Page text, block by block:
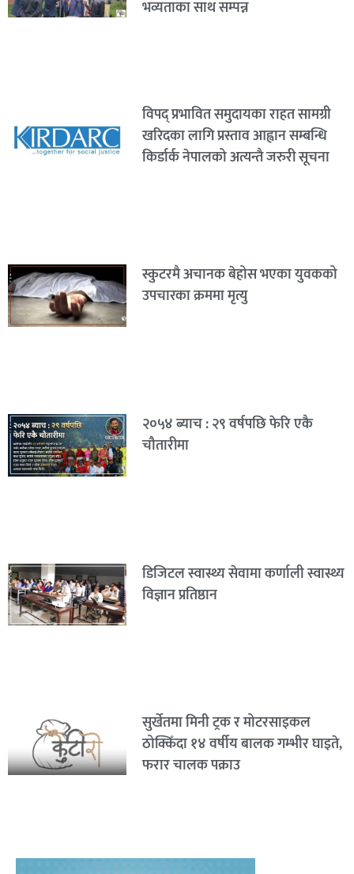
भव्यताका साथ सम्पन्न
विपद् प्रभावित समुदायका राहत सामग्री
खरिदका लागि प्रस्ताव आह्वान सम्बन्धि
किर्डार्क नेपालको अत्यन्तै जरुरी सूचना
स्कुटरमै अचानक बेहोस भएका युवकको
उपचारका क्रममा मृत्यु
२०५४ ब्याच : २९ वर्षपछि फेरि एकै
चौतारीमा
डिजिटल स्वास्थ्य सेवामा कर्णाली स्वास्थ्य
विज्ञान प्रतिष्ठान
सुर्खेतमा मिनी ट्रक र मोटरसाइकल
ठोक्किँदा १४ वर्षीय बालक गम्भीर घाइते,
फरार चालक पक्राउ